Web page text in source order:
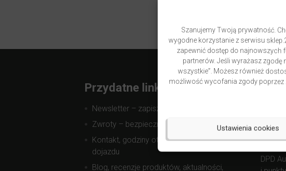
Szanujemy Twoją prywatność.
wygodne korzystanie z serwisu
zapewnić dostęp do najnowszych
partnerów. Jeśli wyrażasz zgodę
wszystkie”. Możesz również
możliwość wycofania zgody poprzez
Ustawienia cookies
Przydatne linki
Newsletter – zapisz się i zyskaj
Zwroty – bezpieczne zakupy
Kontakt, godziny otwarcia, mapa
dojazdu
Blog, recenzje produktów, aktualności,
Forma
DPD